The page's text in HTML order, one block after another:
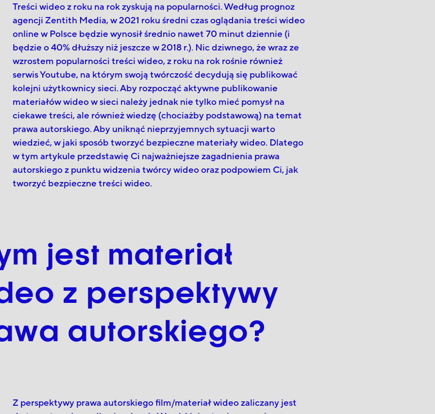
Treści wideo z roku na rok zyskują na popularności. Według prognoz
agencji Zentith Media, w 2021 roku średni czas oglądania treści wideo
online w Polsce będzie wynosił średnio nawet 70 minut dziennie (i
będzie o 40% dłuższy niż jeszcze w 2018 r.). Nic dziwnego, że wraz ze
wzrostem popularności treści wideo, z roku na rok rośnie również
serwis Youtube, na którym swoją twórczość decydują się publikować
kolejni użytkownicy sieci. Aby rozpocząć aktywne publikowanie
materiałów wideo w sieci należy jednak nie tylko mieć pomysł na
ciekawe treści, ale również wiedzę (chociażby podstawową) na temat
prawa autorskiego. Aby uniknąć nieprzyjemnych sytuacji warto
wiedzieć, w jaki sposób tworzyć bezpieczne materiały wideo. Dlatego
w tym artykule przedstawię Ci najważniejsze zagadnienia prawa
autorskiego z punktu widzenia twórcy wideo oraz podpowiem Ci, jak
tworzyć bezpieczne treści wideo.
jest materiał
z perspektywy
autorskiego?
Z perspektywy prawa autorskiego film/materiał wideo zaliczany jest